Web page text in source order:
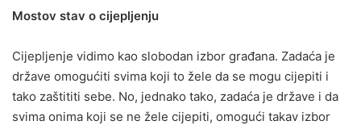
Mostov stav o cijepljenju
Cijepljenje vidimo kao slobodan izbor građana. Zadaća je
države omogućiti svima koji to žele da se mogu cijepiti i
tako zaštititi sebe. No, jednako tako, zadaća je države i da
svima onima koji se ne žele cijepiti, omogući takav izbor